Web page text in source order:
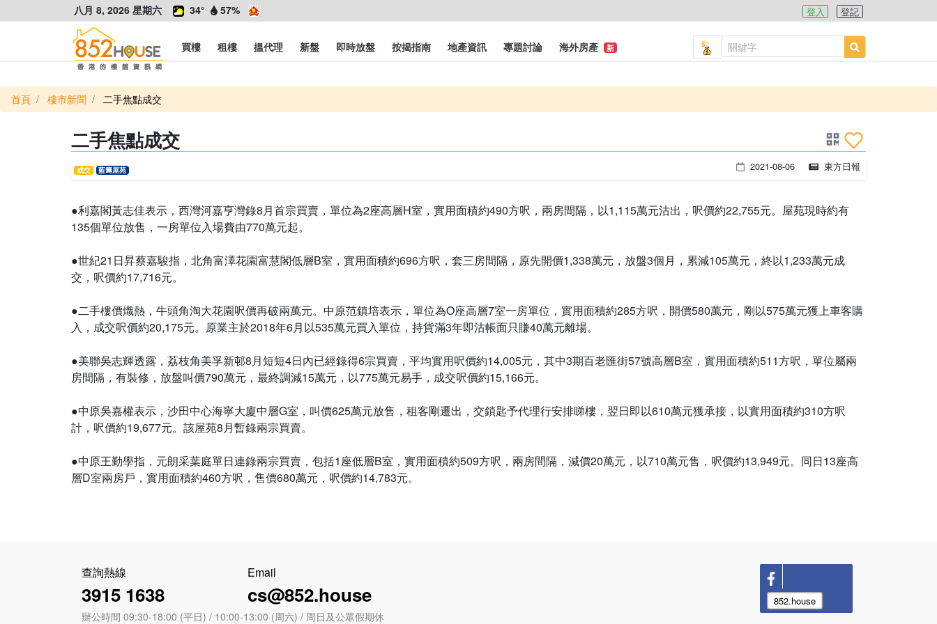
八月 8, 2026 星期六 34° 57% 登入 登記
買樓 租樓 搵代理 新盤 即時放盤 按揭指南 地產資訊 專題討論 海外房產 新
首頁 樓市新聞 二手焦點成交
二手焦點成交
成交 藍籌屋苑 2021-08-06 東方日報
●利嘉閣黃志佳表示，西灣河嘉亨灣錄8月首宗買賣，單位為2座高層H室，實用面積約490方呎，兩房間隔，以1,115萬元沽出，呎價約22,755元。屋苑現時約有
135個單位放售，一房單位入場費由770萬元起。
●世紀21日昇蔡嘉駿指，北角富澤花園富慧閣低層B室，實用面積約696方呎，套三房間隔，原先開價1,338萬元，放盤3個月，累減105萬元，終以1,233萬元成
交，呎價約17,716元。
●二手樓價熾熱，牛頭角淘大花園呎價再破兩萬元。中原范鎮培表示，單位為O座高層7室一房單位，實用面積約285方呎，開價580萬元，剛以575萬元獲上車客購
入，成交呎價約20,175元。原業主於2018年6月以535萬元買入單位，持貨滿3年即沽帳面只賺40萬元離場。
●美聯吳志輝透露，荔枝角美孚新邨8月短短4日內已經錄得6宗買賣，平均實用呎價約14,005元，其中3期百老匯街57號高層B室，實用面積約511方呎，單位屬兩
房間隔，有裝修，放盤叫價790萬元，最終調減15萬元，以775萬元易手，成交呎價約15,166元。
●中原吳嘉權表示，沙田中心海寧大廈中層G室，叫價625萬元放售，租客剛遷出，交鎖匙予代理行安排睇樓，翌日即以610萬元獲承接，以實用面積約310方呎
計，呎價約19,677元。該屋苑8月暫錄兩宗買賣。
●中原王勤學指，元朗采葉庭單日連錄兩宗買賣，包括1座低層B室，實用面積約509方呎，兩房間隔，減價20萬元，以710萬元售，呎價約13,949元。同日13座高
查詢熱線
3915 1638
Email
cs@852.house
辦公時間 09:30-18:00 (平日) / 10:00-13:00 (周六) / 周日及公眾假期休
852.house